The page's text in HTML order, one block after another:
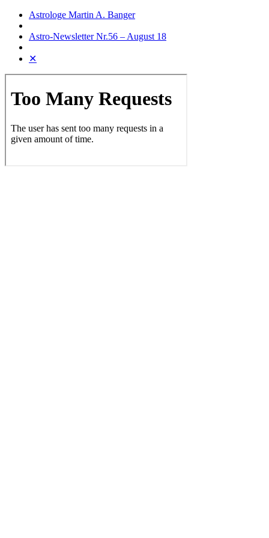
Astrologe Martin A. Banger
Astro-Newsletter Nr.56 – August 18
✕